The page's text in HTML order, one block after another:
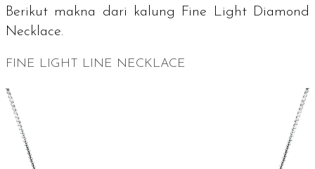
Berikut makna dari kalung Fine Light Diamond
Necklace.
FINE LIGHT LINE NECKLACE